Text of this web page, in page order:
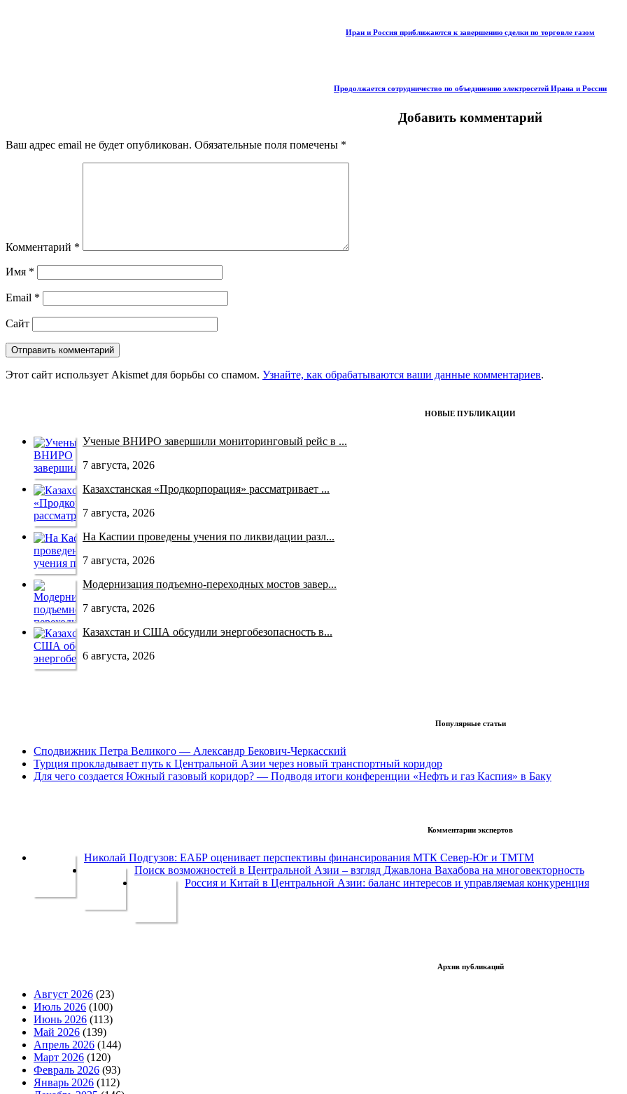
Иран и Россия приближаются к завершению сделки по торговле газом
Продолжается сотрудничество по объединению электросетей Ирана и России
Добавить комментарий
Ваш адрес email не будет опубликован. Обязательные поля помечены *
Комментарий *
Имя *
Email *
Сайт
Этот сайт использует Akismet для борьбы со спамом. Узнайте, как обрабатываются ваши данные комментариев.
НОВЫЕ ПУБЛИКАЦИИ
Ученые ВНИРО завершили мониторинговый рейс в ...
7 августа, 2026
Казахстанская «Продкорпорация» рассматривает ...
7 августа, 2026
На Каспии проведены учения по ликвидации разл...
7 августа, 2026
Модернизация подъемно-переходных мостов завер...
7 августа, 2026
Казахстан и США обсудили энергобезопасность в...
6 августа, 2026
Популярные статьи
Сподвижник Петра Великого — Александр Бекович-Черкасский
Турция прокладывает путь к Центральной Азии через новый транспортный коридор
Для чего создается Южный газовый коридор? — Подводя итоги конференции «Нефть и газ Каспия» в Баку
Комментарии экспертов
Николай Подгузов: ЕАБР оценивает перспективы финансирования МТК Север-Юг и ТМТМ
Поиск возможностей в Центральной Азии – взгляд Джавлона Вахабова на многовекторность
Россия и Китай в Центральной Азии: баланс интересов и управляемая конкуренция
Архив публикаций
Август 2026 (23)
Июль 2026 (100)
Июнь 2026 (113)
Май 2026 (139)
Апрель 2026 (144)
Март 2026 (120)
Февраль 2026 (93)
Январь 2026 (112)